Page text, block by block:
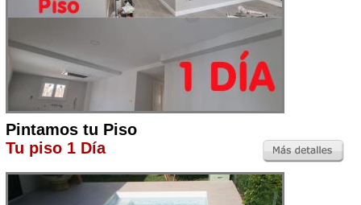
Pintamos tu Piso
Tu piso 1 Día